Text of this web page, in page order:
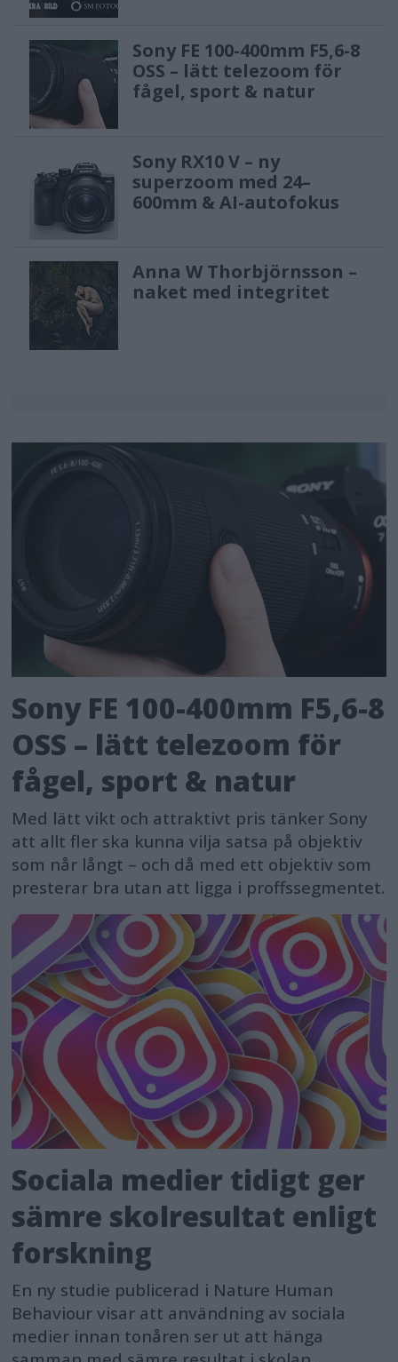
Sony FE 100-400mm F5,6-8
OSS – lätt telezoom för
fågel, sport & natur
Sony RX10 V – ny
superzoom med 24–
600mm & AI-autofokus
Anna W Thorbjörnsson –
naket med integritet
Sony FE 100-400mm F5,6-8
OSS – lätt telezoom för
fågel, sport & natur
Med lätt vikt och attraktivt pris tänker Sony
att allt fler ska kunna vilja satsa på objektiv
som når långt – och då med ett objektiv som
presterar bra utan att ligga i proffssegmentet.
Sociala medier tidigt ger
sämre skolresultat enligt
forskning
En ny studie publicerad i Nature Human
Behaviour visar att användning av sociala
medier innan tonåren ser ut att hänga